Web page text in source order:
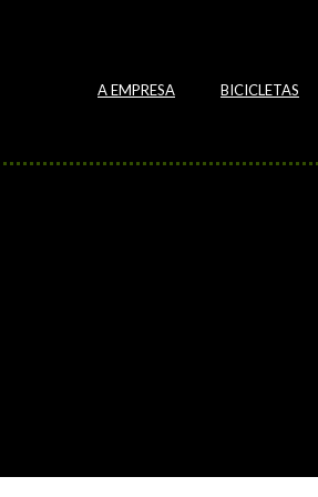
A EMPRESA BICICLETAS